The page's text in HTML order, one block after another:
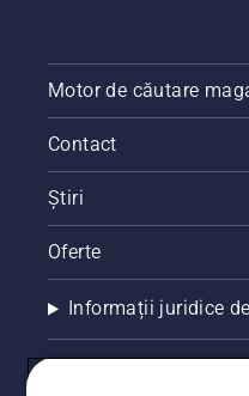
Motor de căutare
Contact
Știri
Oferte
Informații juridice